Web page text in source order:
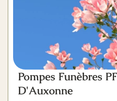
Pompes Funèbres
D'Auxonne